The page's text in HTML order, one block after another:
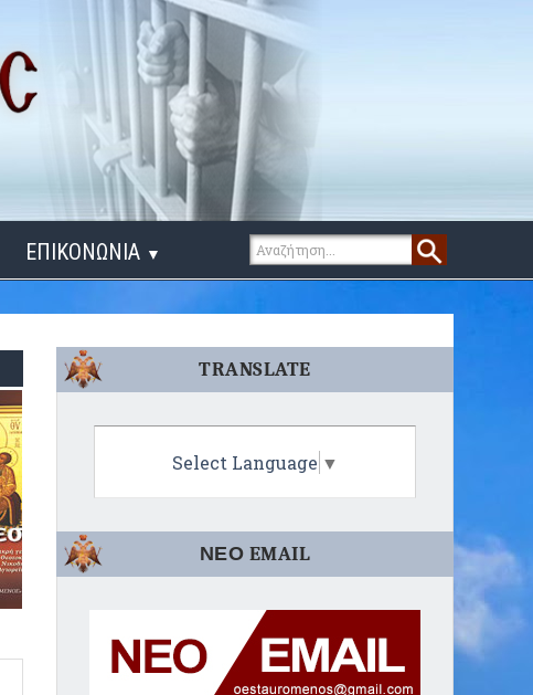
ΕΠΙΚΟΝΩΝΙΑ ▼
TRANSLATE
Select Language ▼
ΝΕΟ EMAIL